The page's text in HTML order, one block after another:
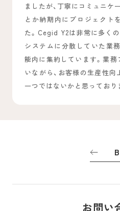
ましたが、丁寧にコミュニケ
とか納期内にプロジェクト
た。Cegid Y2は非常に多く
システムに分散していた業
能内に集約しています。業
いながら、お客様の生産性
一つではないかと思っており
お問い